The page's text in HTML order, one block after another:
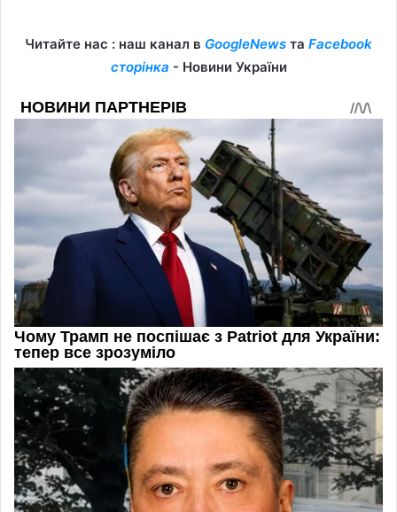
Читайте нас : наш канал в GoogleNews та Facebook
сторінка - Новини України